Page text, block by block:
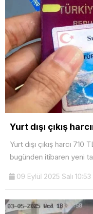
Yurt dışı çıkış
Yurt dışı çıkış harcı 710
bugünden itibaren yeni
09 Eylül 2025 Salı 10:53